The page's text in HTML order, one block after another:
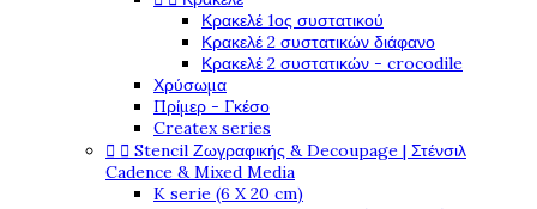
Κρακελέ 1ος συστατικού
Κρακελέ 2 συστατικών διάφανο
Κρακελέ 2 συστατικών - crocodile
Χρύσωμα
Πρίμερ - Γκέσο
Createx series
  Stencil Ζωγραφικής & Decoupage | Στένσιλ
Cadence & Mixed Media
K serie (6 X 20 cm)